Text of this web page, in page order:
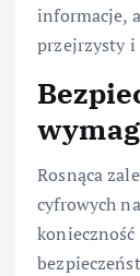
informacje,
przejrzysty i
Rosnąca
cyfrowych